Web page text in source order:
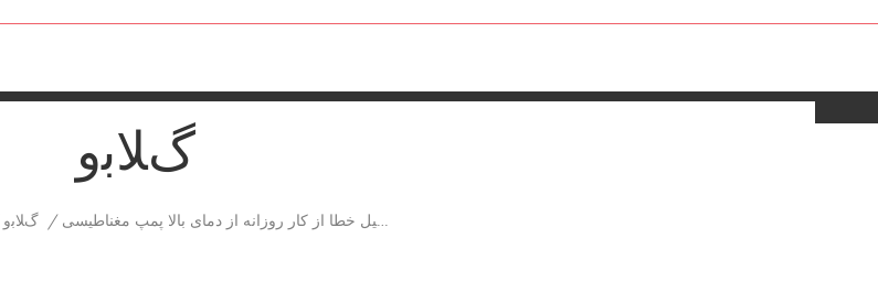
ﮒﻼ ﺑﻭ
ﮒﻼ ﺑﻭ / تجزیه و تحلیل خطا از کار روزانه از دمای بالا پمپ مغناطیسی